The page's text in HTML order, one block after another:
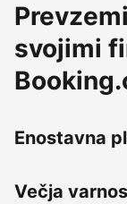
svojimi
Enostavna
Večja